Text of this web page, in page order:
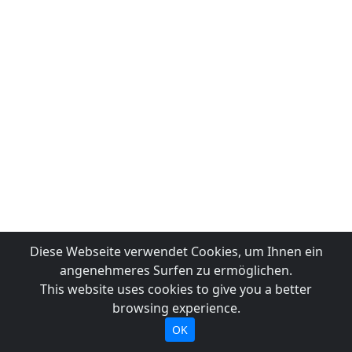
Diese Webseite verwendet Cookies, um Ihnen ein
angenehmeres Surfen zu ermöglichen.
This website uses cookies to give you a better
browsing experience.
OK